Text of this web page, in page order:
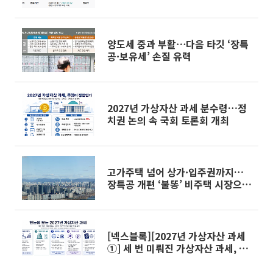
양도세 중과 부활⋯다음 타깃 ‘장특
공·보유세’ 손질 유력
2027년 가상자산 과세 분수령…정
치권 논의 속 국회 토론회 개최
고가주택 넘어 상가·입주권까지…
장특공 개편 ‘불똥’ 비주택 시장으로
[넥스블록][2027년 가상자산 과세
①] 세 번 미뤄진 가상자산 과세, 시